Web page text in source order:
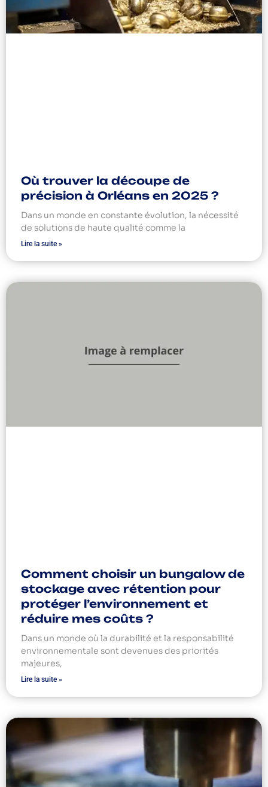
Où trouver la découpe de
précision à Orléans en 2025 ?
Dans un monde en constante évolution, la nécessité
de solutions de haute qualité comme la
Lire la suite »
Comment choisir un bungalow de
stockage avec rétention pour
protéger l’environnement et
réduire mes coûts ?
Dans un monde où la durabilité et la responsabilité
environnementale sont devenues des priorités
majeures,
Lire la suite »